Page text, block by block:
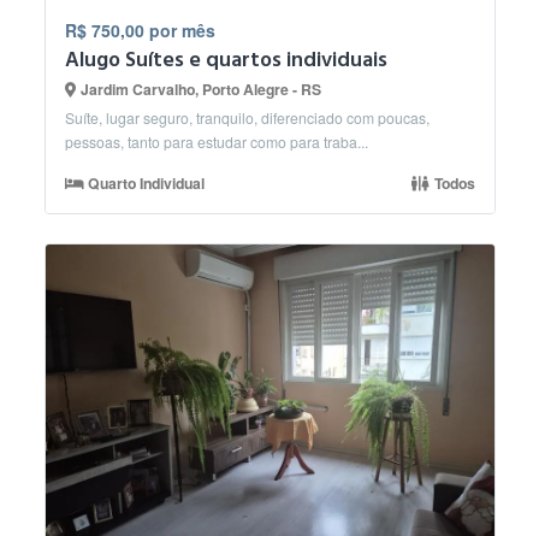
R$ 750,00 por mês
Alugo Suítes e quartos individuais
Jardim Carvalho, Porto Alegre - RS
Suíte, lugar seguro, tranquilo, diferenciado com poucas,
pessoas, tanto para estudar como para traba...
Quarto Individual Todos